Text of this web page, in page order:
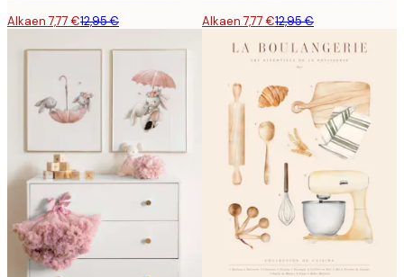
Alkaen 7,77 €12,95 € Alkaen 7,77 €12,95 €